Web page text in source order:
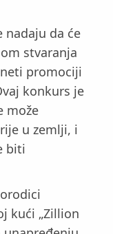
nadaju da će
stvaranja
promociji
konkurs je
može
u zemlji, i
biti
kući „Zillion